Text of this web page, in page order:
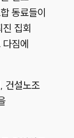
동료들이
집회
짐에
건설노조